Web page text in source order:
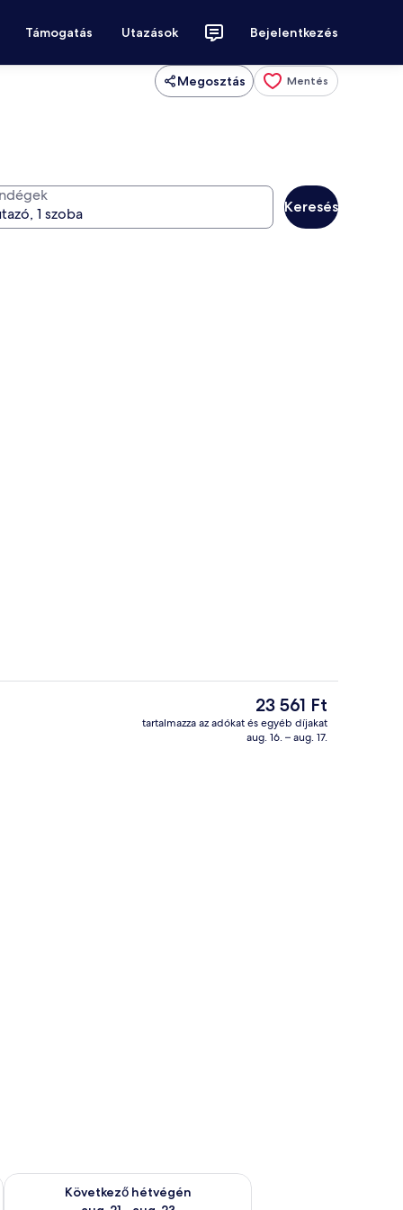
Támogatás Utazások Bejelentkezés
Megosztás Mentés
Keresés
A
jelenlegi
ár
23 561 Ft
tartalmazza az adókat és egyéb díjakat
aug. 16. – aug. 17.
aug. 14 - aug. 16
Következő hétvégén
A következő hétvégi rendelkezésre állás ellenőrzése: aug. 21